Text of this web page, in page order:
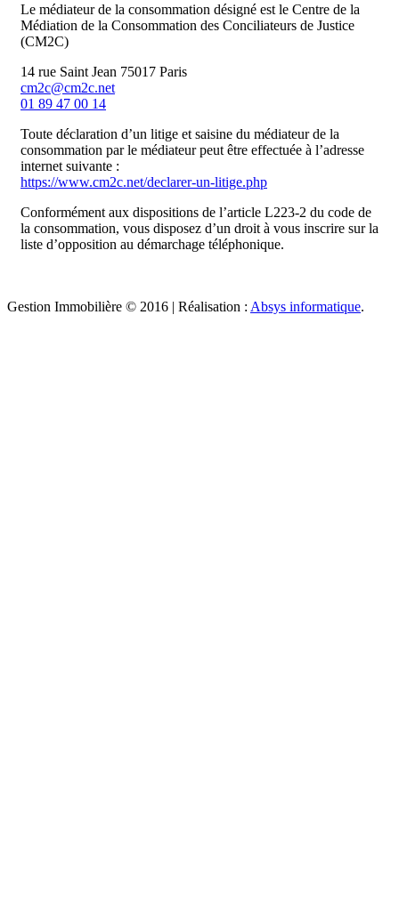
Le médiateur de la consommation désigné est le Centre de la
Médiation de la Consommation des Conciliateurs de Justice
(CM2C)
14 rue Saint Jean 75017 Paris
cm2c@cm2c.net
01 89 47 00 14
Toute déclaration d’un litige et saisine du médiateur de la
consommation par le médiateur peut être effectuée à l’adresse
internet suivante :
https://www.cm2c.net/declarer-un-litige.php
Conformément aux dispositions de l’article L223-2 du code de
la consommation, vous disposez d’un droit à vous inscrire sur la
liste d’opposition au démarchage téléphonique.
Gestion Immobilière © 2016 | Réalisation : Absys informatique.